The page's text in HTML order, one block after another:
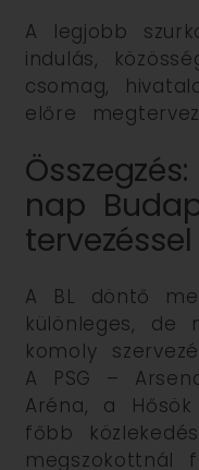
A legjobb
indulás,
csomag,
előre
nap
A BL döntő
különleges, de
komoly
A PSG –
Aréna, a
főbb
megszokottnál